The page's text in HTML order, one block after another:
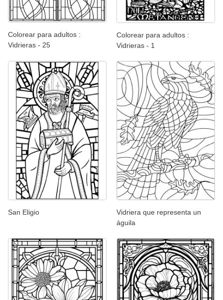
Colorear para adultos :
Vidrieras - 25
Colorear para adultos :
Vidrieras - 1
San Eligio
Vidriera que representa un
águila